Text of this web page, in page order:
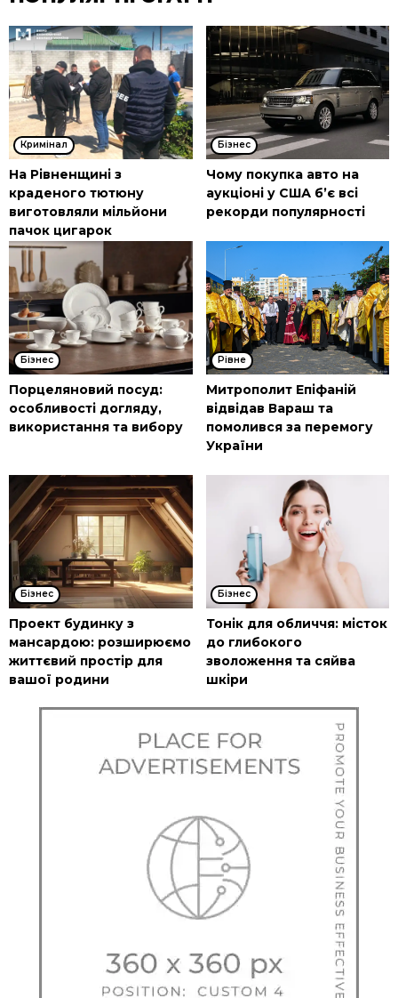
Кримінал
На Рівненщині з
краденого тютюну
виготовляли мільйони
пачок цигарок
Бізнес
Чому покупка авто на
аукціоні у США б’є всі
рекорди популярності
Бізнес
Порцеляновий посуд:
особливості догляду,
використання та вибору
Рівне
Митрополит Епіфаній
відвідав Вараш та
помолився за перемогу
України
Бізнес
Проект будинку з
мансардою: розширюємо
життєвий простір для
вашої родини
Бізнес
Тонік для обличчя: місток
до глибокого
зволоження та сяйва
шкіри